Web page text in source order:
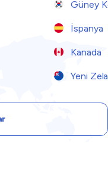
Güney
İspanya
Kanada
Yeni